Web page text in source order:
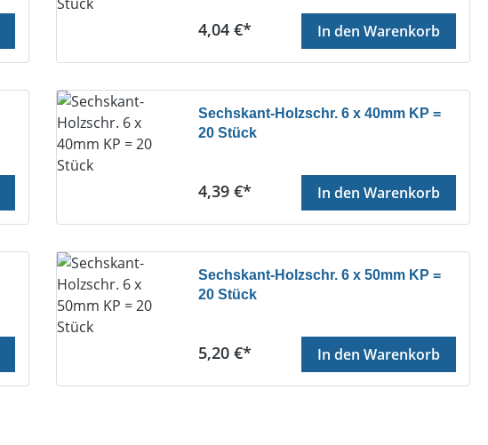
Regulärer Preis:
4,04 €* In den Warenkorb
Sechskant-Holzschr. 6 x 40mm KP =
20 Stück
Regulärer Preis:
4,39 €* In den Warenkorb
Sechskant-Holzschr. 6 x 50mm KP =
20 Stück
Regulärer Preis:
5,20 €* In den Warenkorb